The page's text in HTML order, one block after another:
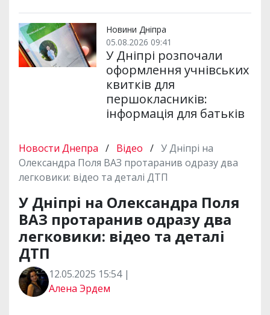
Новини Дніпра
05.08.2026 09:41
У Дніпрі розпочали
оформлення учнівських
квитків для
першокласників:
інформація для батьків
Новости Днепра / Відео / У Дніпрі на
Олександра Поля ВАЗ протаранив одразу два
легковики: відео та деталі ДТП
У Дніпрі на Олександра Поля
ВАЗ протаранив одразу два
легковики: відео та деталі
ДТП
12.05.2025 15:54 |
Алена Эрдем